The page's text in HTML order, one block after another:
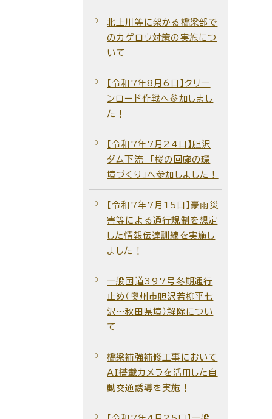
北上川等に架かる橋梁部で
のカゲロウ対策の実施につ
いて
【令和7年8月6日】クリー
ンロード作戦へ参加しまし
た！
【令和7年7月24日】胆沢
ダム下流 「桜の回廊の環
境づくり」へ参加しました！
【令和7年7月15日】豪雨災
害等による通行規制を想定
した情報伝達訓練を実施し
ました！
一般国道397号冬期通行
止め（奥州市胆沢若柳平七
沢～秋田県境）解除につい
て
橋梁補強補修工事において
AI搭載カメラを活用した自
動交通誘導を実施！